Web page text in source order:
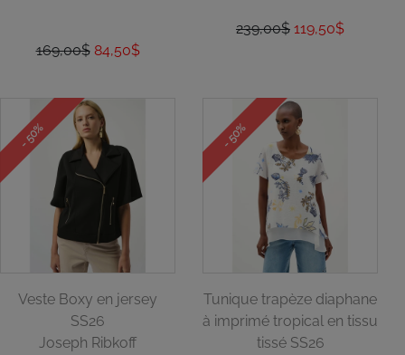
169,00$ 84,50$
239,00$ 119,50$
- 50%
Veste Boxy en jersey
SS26
Joseph Ribkoff
- 50%
Tunique trapèze diaphane
à imprimé tropical en tissu
tissé SS26